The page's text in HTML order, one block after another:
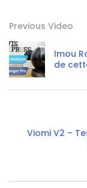
Previous Video
Imou
de
Viomi V2 –